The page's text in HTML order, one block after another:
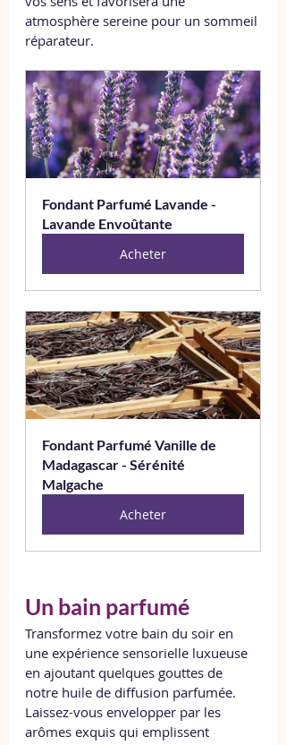
atmosphère sereine pour un sommeil
réparateur.
Fondant Parfumé Lavande -
Lavande Envoûtante
Acheter
Fondant Parfumé Vanille de
Madagascar - Sérénité
Malgache
Acheter
Un bain parfumé
Transformez votre bain du soir en
une expérience sensorielle luxueuse
en ajoutant quelques gouttes de
notre huile de diffusion parfumée.
Laissez-vous envelopper par les
arômes exquis qui emplissent